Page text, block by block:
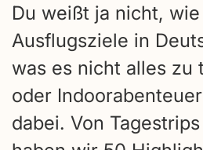
Du weißt ja nicht,
Ausflugsziele in
was es nicht alles zu
oder
dabei. Von